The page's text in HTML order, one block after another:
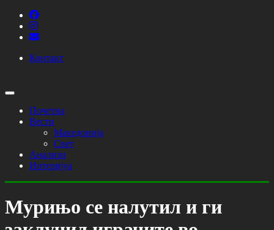
Контакт
Почетна
Вести
Македонија
Свет
Анализи
Интервјуа
Мурињо се налутил и ги